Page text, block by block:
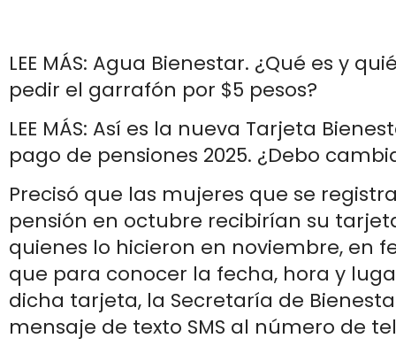
LEE MÁS: Agua Bienestar. ¿Qué es y
pedir el garrafón por $5 pesos?
LEE MÁS: Así es la nueva Tarjeta
pago de pensiones 2025. ¿Debo
Precisó que las mujeres que se
pensión en octubre recibirían su
quienes lo hicieron en noviembre, en
que para conocer la fecha, hora y
dicha tarjeta, la Secretaría de
mensaje de texto SMS al número de